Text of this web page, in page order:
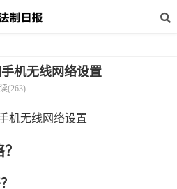
机无线网络设置
(263)